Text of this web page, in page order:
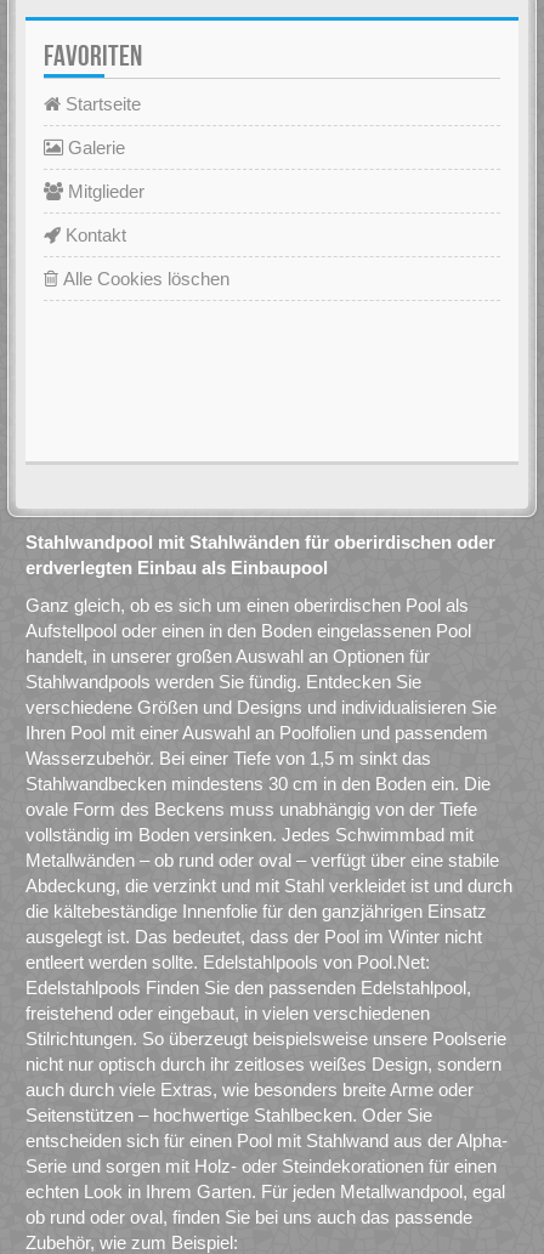
FAVORITEN
Startseite
Galerie
Mitglieder
Kontakt
Alle Cookies löschen
Stahlwandpool mit Stahlwänden für oberirdischen oder
erdverlegten Einbau als Einbaupool
Ganz gleich, ob es sich um einen oberirdischen Pool als
Aufstellpool oder einen in den Boden eingelassenen Pool
handelt, in unserer großen Auswahl an Optionen für
Stahlwandpools werden Sie fündig. Entdecken Sie
verschiedene Größen und Designs und individualisieren Sie
Ihren Pool mit einer Auswahl an Poolfolien und passendem
Wasserzubehör. Bei einer Tiefe von 1,5 m sinkt das
Stahlwandbecken mindestens 30 cm in den Boden ein. Die
ovale Form des Beckens muss unabhängig von der Tiefe
vollständig im Boden versinken. Jedes Schwimmbad mit
Metallwänden – ob rund oder oval – verfügt über eine stabile
Abdeckung, die verzinkt und mit Stahl verkleidet ist und durch
die kältebeständige Innenfolie für den ganzjährigen Einsatz
ausgelegt ist. Das bedeutet, dass der Pool im Winter nicht
entleert werden sollte. Edelstahlpools von Pool.Net:
Edelstahlpools Finden Sie den passenden Edelstahlpool,
freistehend oder eingebaut, in vielen verschiedenen
Stilrichtungen. So überzeugt beispielsweise unsere Poolserie
nicht nur optisch durch ihr zeitloses weißes Design, sondern
auch durch viele Extras, wie besonders breite Arme oder
Seitenstützen – hochwertige Stahlbecken. Oder Sie
entscheiden sich für einen Pool mit Stahlwand aus der Alpha-
Serie und sorgen mit Holz- oder Steindekorationen für einen
echten Look in Ihrem Garten. Für jeden Metallwandpool, egal
ob rund oder oval, finden Sie bei uns auch das passende
Zubehör, wie zum Beispiel: